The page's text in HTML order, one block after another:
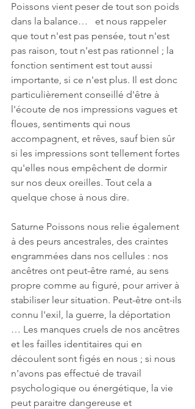
Poissons vient peser de tout son poids
dans la balance…   et nous rappeler
que tout n'est pas pensée, tout n'est
pas raison, tout n'est pas rationnel ; la
fonction sentiment est tout aussi
importante, si ce n'est plus. Il est donc
particulièrement conseillé d'être à
l'écoute de nos impressions vagues et
floues, sentiments qui nous
accompagnent, et rêves, sauf bien sûr
si les impressions sont tellement fortes
qu'elles nous empêchent de dormir
sur nos deux oreilles. Tout cela a
quelque chose à nous dire.
Saturne Poissons nous relie également
à des peurs ancestrales, des craintes
engrammées dans nos cellules : nos
ancêtres ont peut-être ramé, au sens
propre comme au figuré, pour arriver à
stabiliser leur situation. Peut-être ont-ils
connu l'exil, la guerre, la déportation
… Les manques cruels de nos ancêtres
et les failles identitaires qui en
découlent sont figés en nous ; si nous
n'avons pas effectué de travail
psychologique ou énergétique, la vie
peut paraitre dangereuse et